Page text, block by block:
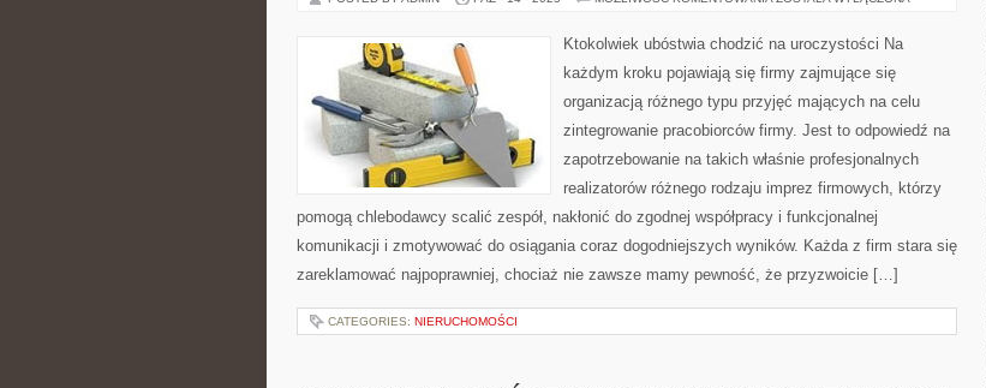
IMPREZY
Ktokolwiek ubóstwia chodzić na uroczystości Na
każdym kroku pojawiają się firmy zajmujące się
organizacją różnego typu przyjęć mających na celu
zintegrowanie pracobiorców firmy. Jest to odpowiedź na
zapotrzebowanie na takich właśnie profesjonalnych
realizatorów różnego rodzaju imprez firmowych, którzy
pomogą chlebodawcy scalić zespół, nakłonić do zgodnej współpracy i funkcjonalnej
komunikacji i zmotywować do osiągania coraz dogodniejszych wyników. Każda z firm stara się
zareklamować najpoprawniej, chociaż nie zawsze mamy pewność, że przyzwoicie […]
CATEGORIES: NIERUCHOMOŚCI